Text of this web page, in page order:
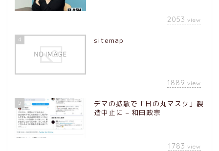
2053 view
4 sitemap
1889 view
5
デマの拡散で「日の丸マスク」製
造中止に – 和田政宗
1783 view